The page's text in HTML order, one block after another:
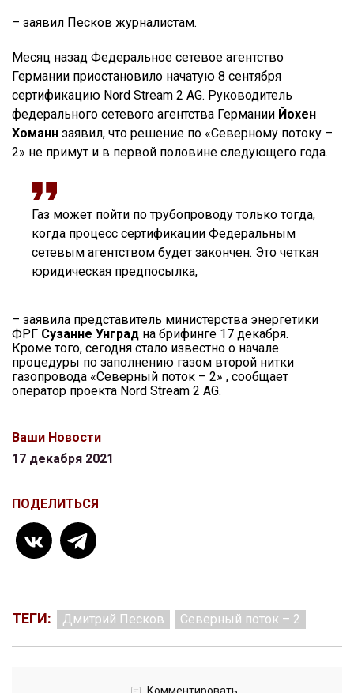
– заявил Песков журналистам.
Месяц назад Федеральное сетевое агентство
Германии приостановило начатую 8 сентября
сертификацию Nord Stream 2 AG. Руководитель
федерального сетевого агентства Германии Йохен
Хоманн заявил, что решение по «Северному потоку –
2» не примут и в первой половине следующего года.
Газ может пойти по трубопроводу только тогда,
когда процесс сертификации Федеральным
сетевым агентством будет закончен. Это четкая
юридическая предпосылка,
– заявила представитель министерства энергетики
ФРГ Сузанне Унград на брифинге 17 декабря.
Кроме того, сегодня стало известно о начале
процедуры по заполнению газом второй нитки
газопровода «Северный поток – 2» , сообщает
оператор проекта Nord Stream 2 AG.
Ваши Новости
17 декабря 2021
ПОДЕЛИТЬСЯ
ТЕГИ: Дмитрий Песков Северный поток – 2